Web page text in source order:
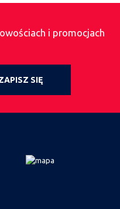
i promocjach
SIĘ